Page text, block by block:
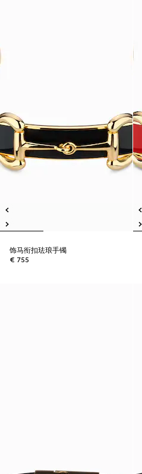
饰马衔扣珐琅手镯
€ 755